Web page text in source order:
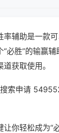
率辅助是一款
“必胜”的输赢
获取使用。
索申请
你轻松成为“